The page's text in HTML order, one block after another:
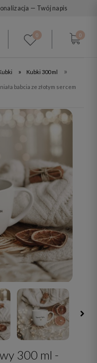
napis
0 0
» Kubki 300 ml »
babcia ze złotym sercem
300 ml -